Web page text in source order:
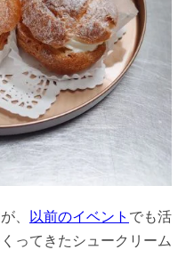
、 以前のイベント でも活
ってきたシュークリーム